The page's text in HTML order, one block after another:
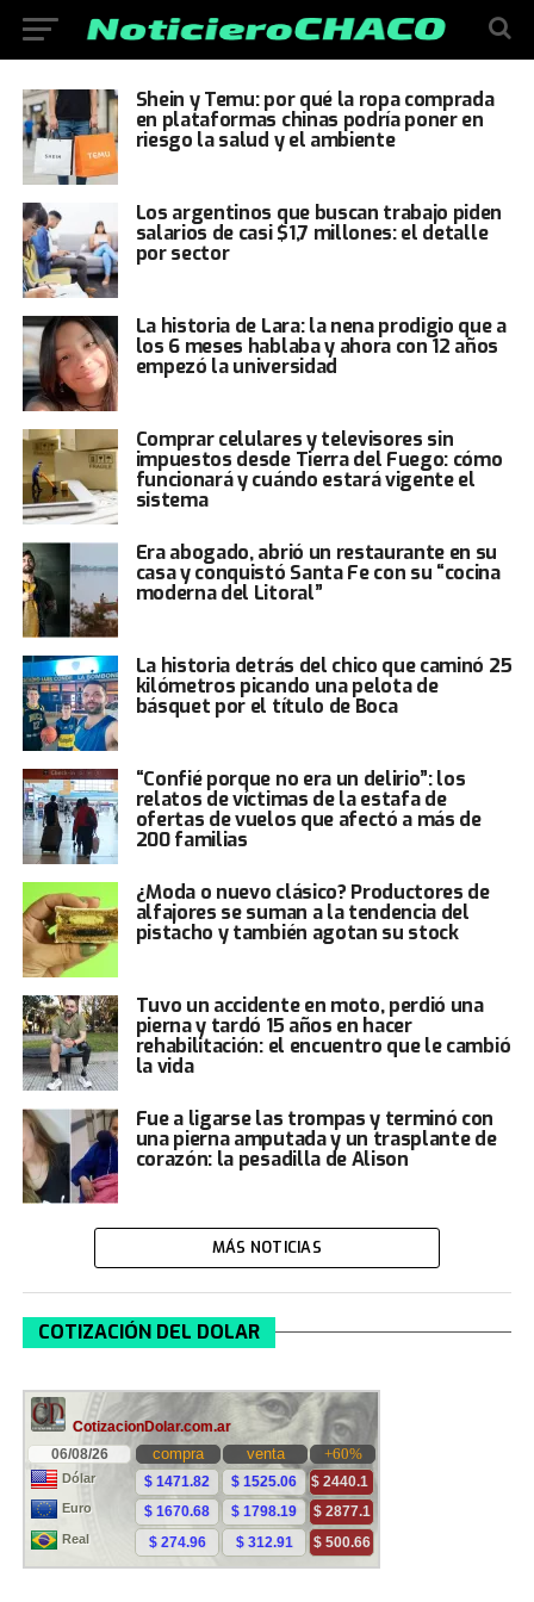
Shein y Temu: por qué la ropa comprada
en plataformas chinas podría poner en
riesgo la salud y el ambiente
Los argentinos que buscan trabajo piden
salarios de casi $1,7 millones: el detalle
por sector
La historia de Lara: la nena prodigio que a
los 6 meses hablaba y ahora con 12 años
empezó la universidad
Comprar celulares y televisores sin
impuestos desde Tierra del Fuego: cómo
funcionará y cuándo estará vigente el
sistema
Era abogado, abrió un restaurante en su
casa y conquistó Santa Fe con su “cocina
moderna del Litoral”
La historia detrás del chico que caminó 25
kilómetros picando una pelota de
básquet por el título de Boca
“Confié porque no era un delirio”: los
relatos de víctimas de la estafa de
ofertas de vuelos que afectó a más de
200 familias
¿Moda o nuevo clásico? Productores de
alfajores se suman a la tendencia del
pistacho y también agotan su stock
Tuvo un accidente en moto, perdió una
pierna y tardó 15 años en hacer
rehabilitación: el encuentro que le cambió
la vida
Fue a ligarse las trompas y terminó con
una pierna amputada y un trasplante de
corazón: la pesadilla de Alison
MÁS NOTICIAS
COTIZACIÓN DEL DOLAR